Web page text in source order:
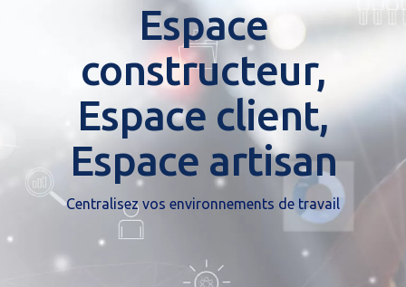
Espace
constructeur,
Espace client,
Espace artisan
Centralisez vos environnements de travail